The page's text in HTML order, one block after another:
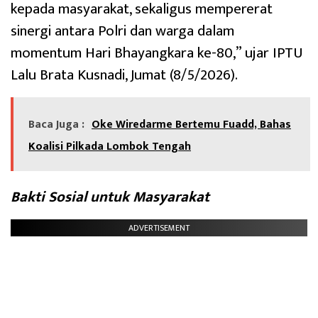
kepada masyarakat, sekaligus mempererat
sinergi antara Polri dan warga dalam
momentum Hari Bhayangkara ke-80,” ujar IPTU
Lalu Brata Kusnadi, Jumat (8/5/2026).
Baca Juga : Oke Wiredarme Bertemu Fuadd, Bahas
Koalisi Pilkada Lombok Tengah
Bakti Sosial untuk Masyarakat
ADVERTISEMENT